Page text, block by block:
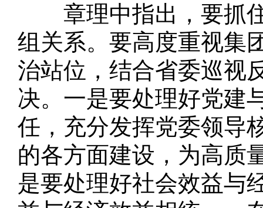
章理中指出，要抓住
组关系。要高度重视集
治站位，结合省委巡视
决。一是要处理好党建
任，充分发挥党委领导
的各方面建设，为高质
是要处理好社会效益与